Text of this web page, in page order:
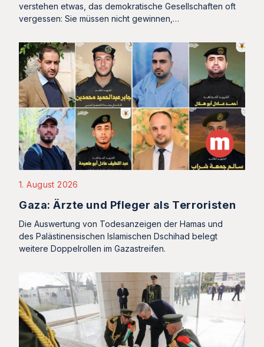
verstehen etwas, das demokratische Gesellschaften oft
vergessen: Sie müssen nicht gewinnen,…
1. August 2026
Gaza: Ärzte und Pfleger als Terroristen
Die Auswertung von Todesanzeigen der Hamas und
des Palästinensischen Islamischen Dschihad belegt
weitere Doppelrollen im Gazastreifen.